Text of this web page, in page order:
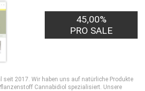
45,00%
PRO SALE
seit 2017. Wir haben uns auf natürliche Produkte
Cannabidiol spezialisiert. Unsere